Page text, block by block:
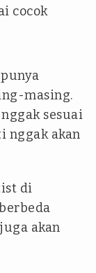
cocok
masing.
sesuai
nggak akan
di
akan